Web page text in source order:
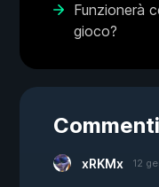
Funzionerà
gioco?
Commenti
xRKMx 12